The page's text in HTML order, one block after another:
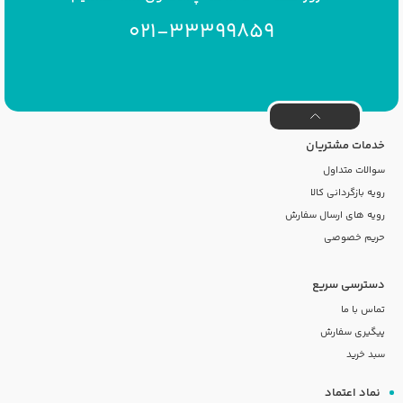
021-33399859
خدمات مشتریان
سوالات متداول
رویه بازگردانی کالا
رویه های ارسال سفارش
حریم خصوصی
دسترسی سریع
تماس با ما
پیگیری سفارش
سبد خرید
نماد اعتماد